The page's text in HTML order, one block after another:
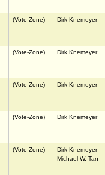
(Vote-Zone) Dirk Knemeyer
(Vote-Zone) Dirk Knemeyer
(Vote-Zone) Dirk Knemeyer
(Vote-Zone) Dirk Knemeyer
(Vote-Zone)
Dirk Knemeyer
Michael W. Tan